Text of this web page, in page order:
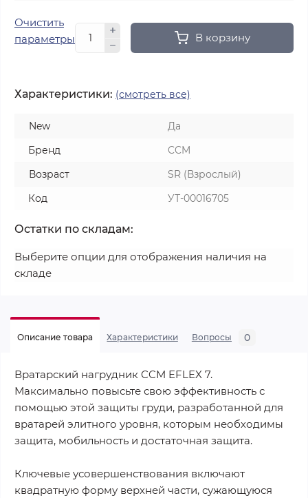
Очистить
параметры
В корзину
Характеристики: (смотреть все)
New
Да
Бренд
CCM
Возраст
SR (Взрослый)
Код
УТ-00016705
Остатки по складам:
Выберите опции для отображения наличия на
складе
Описание товара Характеристики Вопросы 0
Вратарский нагрудник CCM EFLEX 7.
Максимально повысьте свою эффективность с
помощью этой защиты груди, разработанной для
вратарей элитного уровня, которым необходимы
защита, мобильность и достаточная защита.
Ключевые усовершенствования включают
квадратную форму верхней части, сужающуюся